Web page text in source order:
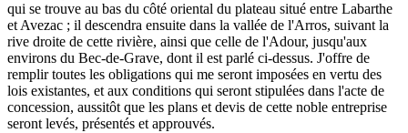
qui se trouve au bas du côté oriental du plateau situé entre Labarthe
et Avezac ; il descendra ensuite dans la vallée de l'Arros, suivant la
rive droite de cette rivière, ainsi que celle de l'Adour, jusqu'aux
environs du Bec-de-Grave, dont il est parlé ci-dessus. J'offre de
remplir toutes les obligations qui me seront imposées en vertu des
lois existantes, et aux conditions qui seront stipulées dans l'acte de
concession, aussitôt que les plans et devis de cette noble entreprise
seront levés, présentés et approuvés.